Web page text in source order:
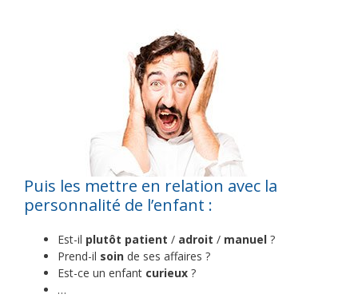
Puis les mettre en relation avec la
personnalité de l’enfant :
Est-il plutôt patient / adroit / manuel ?
Prend-il soin de ses affaires ?
Est-ce un enfant curieux ?
…